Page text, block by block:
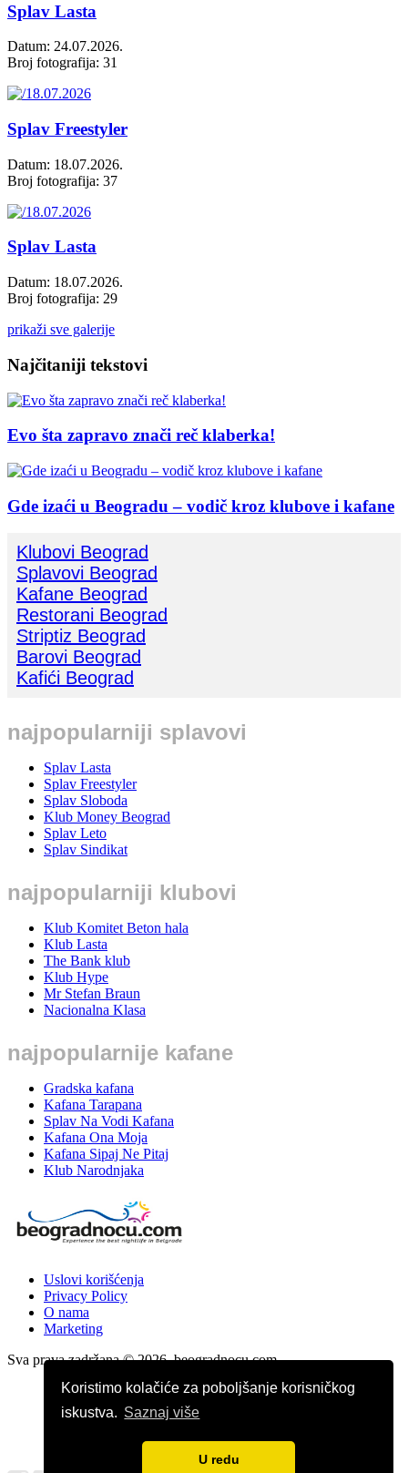
Koristimo kolačiće za poboljšanje korisničkog
iskustva. Saznaj više
U redu
Splav Lasta
Datum: 24.07.2026.
Broj fotografija: 31
Splav Freestyler
Datum: 18.07.2026.
Broj fotografija: 37
Splav Lasta
Datum: 18.07.2026.
Broj fotografija: 29
prikaži sve galerije
Najčitaniji tekstovi
Evo šta zapravo znači reč klaberka!
Gde izaći u Beogradu – vodič kroz klubove i kafane
Klubovi Beograd
Splavovi Beograd
Kafane Beograd
Restorani Beograd
Striptiz Beograd
Barovi Beograd
Kafići Beograd
najpopularniji splavovi
Splav Lasta
Splav Freestyler
Splav Sloboda
Klub Money Beograd
Splav Leto
Splav Sindikat
najpopularniji klubovi
Klub Komitet Beton hala
Klub Lasta
The Bank klub
Klub Hype
Mr Stefan Braun
Nacionalna Klasa
najpopularnije kafane
Gradska kafana
Kafana Tarapana
Splav Na Vodi Kafana
Kafana Ona Moja
Kafana Sipaj Ne Pitaj
Klub Narodnjaka
Uslovi korišćenja
Privacy Policy
O nama
Marketing
Sva prava zadržana © 2026. beogradnocu.com